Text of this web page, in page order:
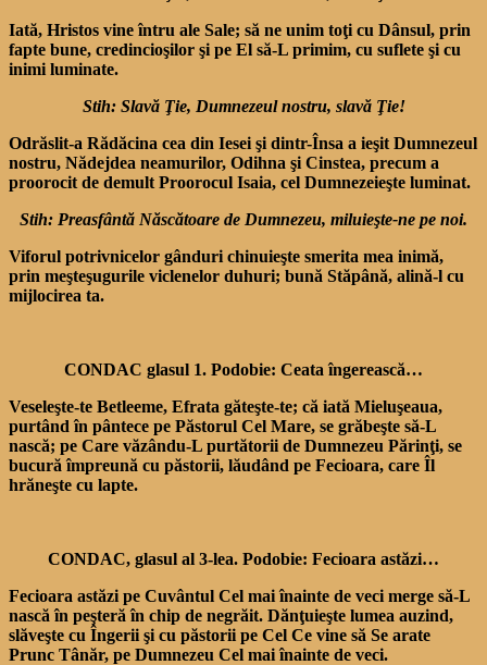
Iată, Hristos vine întru ale Sale; să ne unim toţi cu Dânsul, prin
fapte bune, cre­dincioşilor şi pe El să-L pri­mim, cu suflete şi cu
inimi lu­minate.
Stih: Slavă Ţie, Dumnezeul nostru, slavă Ţie!
Odrăslit-a Rădăcina cea din Iesei şi dintr-Însa a ieşit Dum­nezeul
nostru, Nădejdea nea­murilor, Odihna şi Cinstea, pre­cum a
proorocit de demult Proorocul Isaia, cel Dumnezeieşte luminat.
Stih: Preasfântă Născătoare de Dumnezeu, miluieşte-ne pe noi.
Viforul potrivnicelor gân­duri chinuieşte smerita mea inimă,
prin meşteşugurile viclenelor duhuri; bună Stăpână, alină-l cu
mijlocirea ta.
CONDAC glasul 1. Podobie: Ceata îngerească…
Veseleşte-te Betleeme, Efrata găteşte-te; că iată Mieluşeaua,
purtând în pântece pe Păstorul Cel Mare, se grăbeşte să-L
nască; pe Care văzându-L purtătorii de Dumnezeu Părinţi, se
bucură împreună cu păstorii, lăudând pe Fecioara, care Îl
hrăneşte cu lapte.
CONDAC, glasul al 3-lea. Podobie: Fecioara astăzi…
Fecioara astăzi pe Cuvântul Cel mai înainte de veci merge să-L
nască în peşteră în chip de negrăit. Dănţuieşte lumea au­zind,
slăveşte cu Îngerii şi cu păstorii pe Cel Ce vine să Se arate
Prunc Tânăr, pe Dum­nezeu Cel mai înainte de veci.